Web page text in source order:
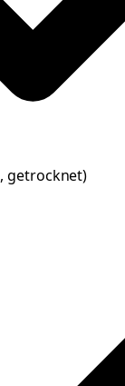
, getrocknet)